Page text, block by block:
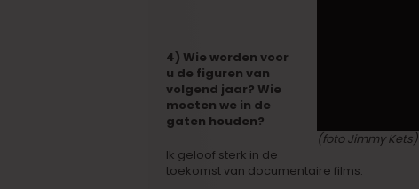
(foto Jimmy Kets)
4) Wie worden voor
u de figuren van
volgend jaar? Wie
moeten we in de
gaten houden?
Ik geloof sterk in de
toekomst van documentaire films.